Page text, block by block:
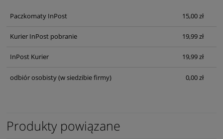
Paczkomaty InPost 15,00 zł
Kurier InPost pobranie 19,99 zł
InPost Kurier 19,99 zł
odbiór osobisty(w siedzibie firmy) 0,00 zł
Produkty powiązane